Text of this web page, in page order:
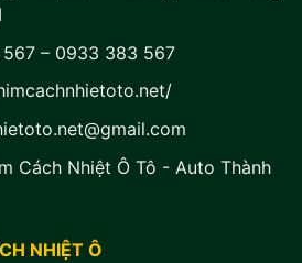
– 0933 383 567
Cách Nhiệt Ô Tô - Auto Thành
NHIỆT Ô